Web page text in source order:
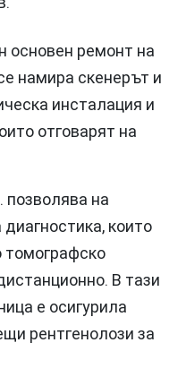
основен ремонт на
намира скенерът и
инсталация и
отговарят на
позволява на
които
В тази
е осигурила
рентгенолози за